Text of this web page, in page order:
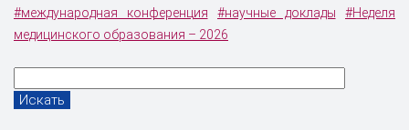
#международная конференция #научные доклады
#Неделя
медицинского образования – 2026